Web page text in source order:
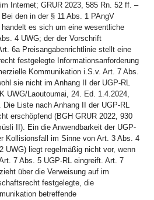
Internet; GRUR 2023, 585 Rn. 52 ff. –
den in der § 11 Abs. 1 PAngV
es sich um eine wesentliche
4 UWG; der der Vorschrift
6a Preisangabenrichtlinie stellt eine
festgelegte Informationsanforderung
Kommunikation i.S.v. Art. 7 Abs.
sie nicht im Anhang II der UGP-RL
UWG/Laoutoumai, 24. Ed. 1.4.2024,
Die Liste nach Anhang II der UGP-RL
erschöpfend (BGH GRUR 2022, 930
II). Ein die Anwendbarkeit der UGP-
Kollisionsfall im Sinne von Art. 3 Abs. 4
UWG) liegt regelmäßig nicht vor, wenn
7 Abs. 5 UGP-RL eingreift. Art. 7
über die Verweisung auf im
festgelegte, die
betreffende